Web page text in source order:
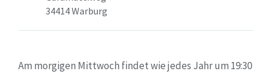
34414 Warburg
Am morgigen Mittwoch findet wie jedes Jahr um 19:30